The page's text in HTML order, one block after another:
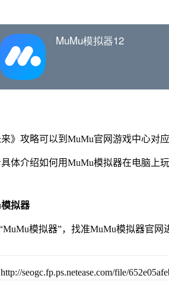
》攻略可以到MuMu官网游戏中心对
体介绍如何用MuMu模拟器在电脑上
拟器
模拟器”，找准MuMu模拟器官网